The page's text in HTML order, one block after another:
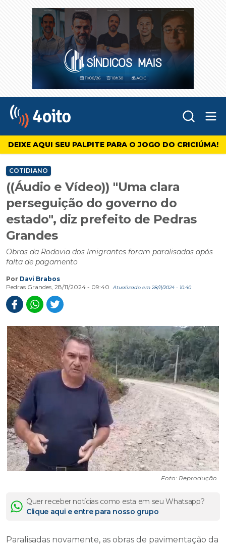
4oito
DEIXE AQUI SEU PALPITE PARA O JOGO DO CRICIÚMA!
COTIDIANO
((Áudio e Vídeo)) "Uma clara
perseguição do governo do
estado", diz prefeito de Pedras
Grandes
Obras da Rodovia dos Imigrantes foram paralisadas após
falta de pagamento
Por Davi Brabos
Pedras Grandes, 28/11/2024 - 09:40
Atualizado em 28/11/2024 - 10:40
Foto: Reprodução
Quer receber notícias como esta em seu Whatsapp?
Clique aqui e entre para nosso grupo
Paralisadas novamente, as obras de pavimentação da